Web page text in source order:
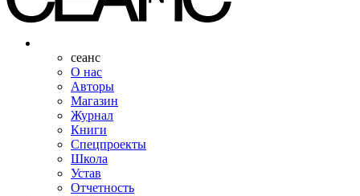
сеанс
О нас
Авторы
Магазин
Журнал
Книги
Спецпроекты
Школа
Устав
Отчетность